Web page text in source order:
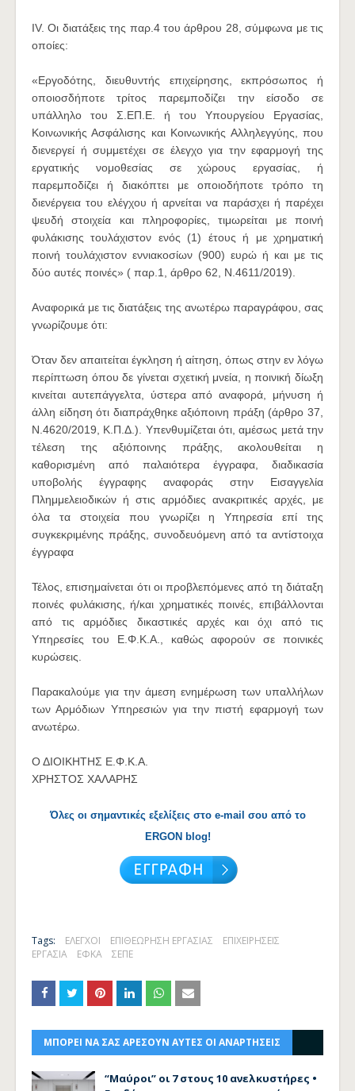
IV. Οι διατάξεις της παρ.4 του άρθρου 28, σύμφωνα με τις
οποίες:
«Εργοδότης, διευθυντής επιχείρησης, εκπρόσωπος ή
οποιοσδήποτε τρίτος παρεμποδίζει την είσοδο σε
υπάλληλο του Σ.ΕΠ.Ε. ή του Υπουργείου Εργασίας,
Κοινωνικής Ασφάλισης και Κοινωνικής Αλληλεγγύης, που
διενεργεί ή συμμετέχει σε έλεγχο για την εφαρμογή της
εργατικής νομοθεσίας σε χώρους εργασίας, ή
παρεμποδίζει ή διακόπτει με οποιοδήποτε τρόπο τη
διενέργεια του ελέγχου ή αρνείται να παράσχει ή παρέχει
ψευδή στοιχεία και πληροφορίες, τιμωρείται με ποινή
φυλάκισης τουλάχιστον ενός (1) έτους ή με χρηματική
ποινή τουλάχιστον εννιακοσίων (900) ευρώ ή και με τις
δύο αυτές ποινές» ( παρ.1, άρθρο 62, Ν.4611/2019).
Αναφορικά με τις διατάξεις της ανωτέρω παραγράφου, σας
γνωρίζουμε ότι:
Όταν δεν απαιτείται έγκληση ή αίτηση, όπως στην εν λόγω
περίπτωση όπου δε γίνεται σχετική μνεία, η ποινική δίωξη
κινείται αυτεπάγγελτα, ύστερα από αναφορά, μήνυση ή
άλλη είδηση ότι διαπράχθηκε αξιόποινη πράξη (άρθρο 37,
Ν.4620/2019, Κ.Π.Δ.). Υπενθυμίζεται ότι, αμέσως μετά την
τέλεση της αξιόποινης πράξης, ακολουθείται η
καθορισμένη από παλαιότερα έγγραφα, διαδικασία
υποβολής έγγραφης αναφοράς στην Εισαγγελία
Πλημμελειοδικών ή στις αρμόδιες ανακριτικές αρχές, με
όλα τα στοιχεία που γνωρίζει η Υπηρεσία επί της
συγκεκριμένης πράξης, συνοδευόμενη από τα αντίστοιχα
έγγραφα
Τέλος, επισημαίνεται ότι οι προβλεπόμενες από τη διάταξη
ποινές φυλάκισης, ή/και χρηματικές ποινές, επιβάλλονται
από τις αρμόδιες δικαστικές αρχές και όχι από τις
Υπηρεσίες του Ε.Φ.Κ.Α., καθώς αφορούν σε ποινικές
κυρώσεις.
Παρακαλούμε για την άμεση ενημέρωση των υπαλλήλων
των Αρμόδιων Υπηρεσιών για την πιστή εφαρμογή των
ανωτέρω.
Ο ΔΙΟΙΚΗΤΗΣ Ε.Φ.Κ.Α.
ΧΡΗΣΤΟΣ ΧΑΛΑΡΗΣ
Όλες οι σημαντικές εξελίξεις στο e-mail σου από το
ERGON blog!
Tags: ΕΛΕΓΧΟΙ ΕΠΙΘΕΩΡΗΣΗ ΕΡΓΑΣΙΑΣ
ΕΠΙΧΕΙΡΗΣΕΙΣ
ΕΡΓΑΣΙΑ
ΕΦΚΑ ΣΕΠΕ
ΜΠΟΡΕΙ ΝΑ ΣΑΣ ΑΡΕΣΟΥΝ ΑΥΤΕΣ ΟΙ ΑΝΑΡΤΗΣΕΙΣ
“Μαύροι” οι 7 στους 10 ανελκυστήρες •